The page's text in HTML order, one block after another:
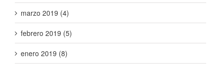
marzo 2019 (4)
febrero 2019 (5)
enero 2019 (8)